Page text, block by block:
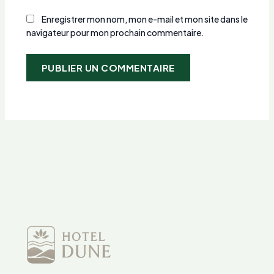
Enregistrer mon nom, mon e-mail et mon site dans le
navigateur pour mon prochain commentaire.